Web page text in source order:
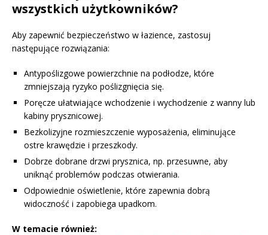
wszystkich użytkowników?
Aby zapewnić bezpieczeństwo w łazience, zastosuj
następujące rozwiązania:
Antypoślizgowe powierzchnie na podłodze, które
zmniejszają ryzyko poślizgnięcia się.
Poręcze ułatwiające wchodzenie i wychodzenie z wanny lub
kabiny prysznicowej.
Bezkolizyjne rozmieszczenie wyposażenia, eliminujące
ostre krawędzie i przeszkody.
Dobrze dobrane drzwi prysznica, np. przesuwne, aby
uniknąć problemów podczas otwierania.
Odpowiednie oświetlenie, które zapewnia dobrą
widoczność i zapobiega upadkom.
W temacie również: